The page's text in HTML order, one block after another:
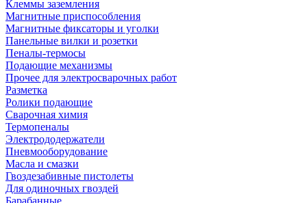
Клеммы заземления
Магнитные приспособления
Магнитные фиксаторы и уголки
Панельные вилки и розетки
Пеналы-термосы
Подающие механизмы
Прочее для электросварочных работ
Разметка
Ролики подающие
Сварочная химия
Термопеналы
Электрододержатели
Пневмооборудование
Масла и смазки
Гвоздезабивные пистолеты
Для одиночных гвоздей
Барабанные